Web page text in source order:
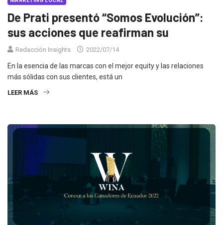
De Prati presentó “Somos Evolución”:
sus acciones que reafirman su
Redacción Insights 2022/07/14
En la esencia de las marcas con el mejor equity y las relaciones
más sólidas con sus clientes, está un
LEER MÁS